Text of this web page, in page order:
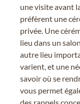
une visite avant
préfèrent une
privée. Une
lieu dans un
autre lieu
varient, et une
savoir où se
vous permet